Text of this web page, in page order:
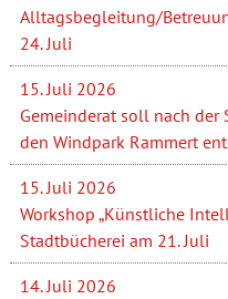
Alltagsbegleitung/
24. Juli
15. Juli 2026
Gemeinderat soll nach der
den Windpark Rammert
15. Juli 2026
Workshop „Künstliche
Stadtbücherei am 21. Juli
14. Juli 2026